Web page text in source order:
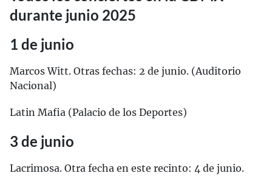
durante junio 2025
1 de junio
Marcos Witt. Otras fechas: 2 de junio. (Auditorio
Nacional)
Latin Mafia (Palacio de los Deportes)
3 de junio
Lacrimosa. Otra fecha en este recinto: 4 de junio.